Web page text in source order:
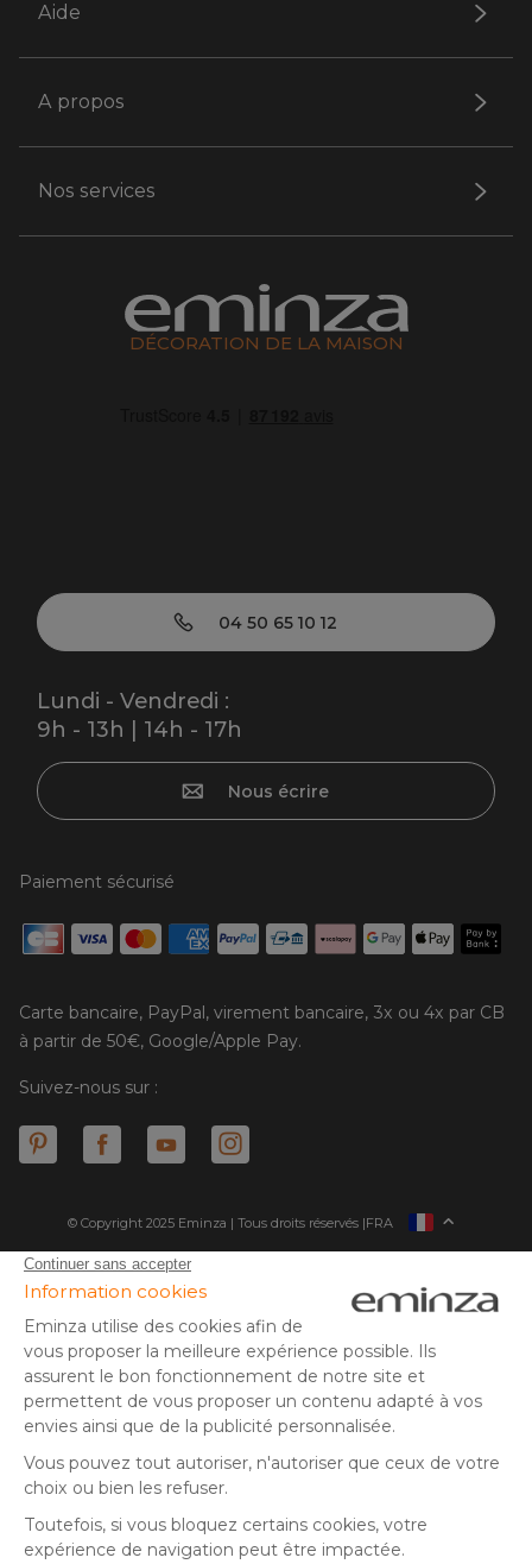
Aide
A propos
Nos services
DÉCORATION DE LA MAISON
04 50 65 10 12
Lundi - Vendredi :
9h - 13h | 14h - 17h
Nous écrire
Paiement sécurisé
Carte bancaire, PayPal, virement bancaire, 3x ou 4x par CB
à partir de 50€, Google/Apple Pay.
Suivez-nous sur :
© Copyright 2025 Eminza | Tous droits réservés |
ESPAÑA
DEUTSCHLAND
SUISSE
DANMARK
FRA
* Vous disposez de 30 jours (à compter de la réception ou du
retrait de votre colis) pour effectuer un retour de produits et
vous faire rembourser. Hors colis volumineux
** Expédition le jour même pour toute commande passée avant
14 h (jours ouvrés - hors livraison éco)
(1) Remise de 10€ à partir de 80€ d'achat, hors frais de port. Offre
valable du 02/08/2026 au 06/08/2026 inclus, en saisissant le
remboursable, non cumulable avec un autre code promotionnel
ou remise fidélité, et non valable sur les cartes cadeaux.